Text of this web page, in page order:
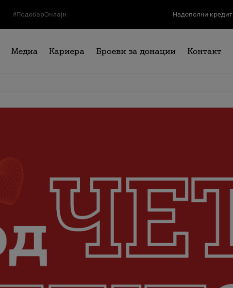
#ПодобарОнлајн Надополни кредит
Медиа Кариера Броеви за донации Контакт